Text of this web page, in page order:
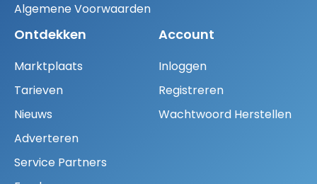
Algemene Voorwaarden
Ontdekken
Marktplaats
Tarieven
Nieuws
Adverteren
Service Partners
Account
Inloggen
Registreren
Wachtwoord Herstellen